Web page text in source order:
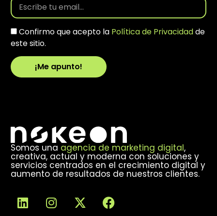
Confirmo que acepto la Política de Privacidadde
este sitio.
¡Me apunto!
Somos una agencia de marketing digital,
creativa, actual y moderna con soluciones y
servicios centrados en el crecimiento digital y
aumento de resultados de nuestros clientes.